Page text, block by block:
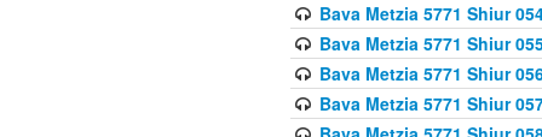
Bava Metzia 5771 Shiur
Bava Metzia 5771 Shiur
Bava Metzia 5771 Shiur
Bava Metzia 5771 Shiur